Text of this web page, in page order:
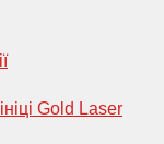
Gold Laser